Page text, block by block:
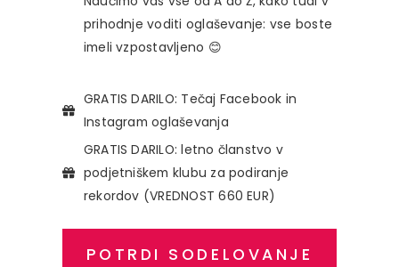
prihodnje voditi oglaševanje: vse boste
imeli vzpostavljeno 😊
GRATIS DARILO: Tečaj Facebook in
Instagram oglaševanja
GRATIS DARILO: letno članstvo v
podjetniškem klubu za podiranje
rekordov (VREDNOST 660 EUR)
POTRDI SODELOVANJE